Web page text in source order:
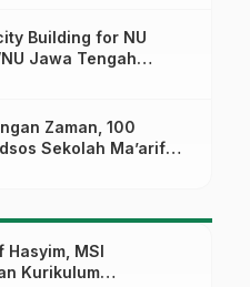
Building for NU
Jawa Tengah
Jalan Menuju
Zaman, 100
Sekolah Ma’arif
Pelatihan Literasi
Hasyim, MSI
Kurikulum